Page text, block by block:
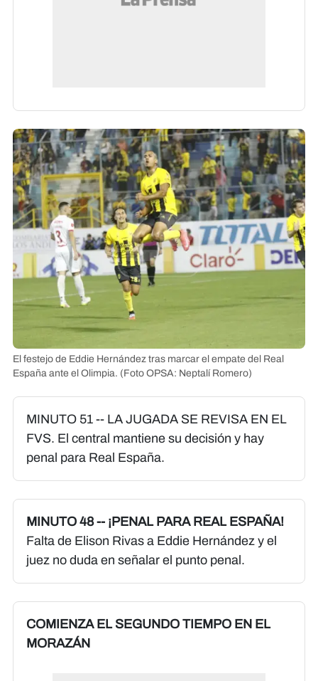
El festejo de Eddie Hernández tras marcar el empate del Real
España ante el Olimpia. (Foto OPSA: Neptalí Romero)
MINUTO 51 -- LA JUGADA SE REVISA EN EL
FVS. El central mantiene su decisión y hay
penal para Real España.
MINUTO 48 -- ¡PENAL PARA REAL ESPAÑA!
Falta de Elison Rivas a Eddie Hernández y el
juez no duda en señalar el punto penal.
COMIENZA EL SEGUNDO TIEMPO EN EL
MORAZÁN